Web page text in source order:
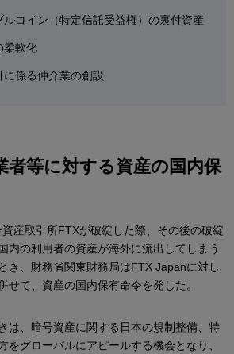
ルコイン（特定信託受益権）の裏付資産
柔軟化
に係る仲介業の創設
者等に対する資産の国内保
産取引所FTXが破綻した際、その後の破綻
内の利用者の資産が海外に流出してしまう
き、財務省関東財務局はFTX Japanに対し
せて、資産の国内保有命令を発した。
は、暗号資産に関する日本の規制整備、特
をグローバルにアピールする機会となり、